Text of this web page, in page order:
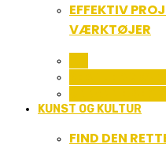
EFFEKTIV
VÆRKTØJER
KUNST OG KULTUR
FIND DEN